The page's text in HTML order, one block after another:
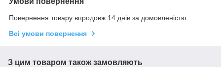
Повернення товару впродовж 14 днів за домовленістю
Всі умови повернення
З цим товаром також замовляють